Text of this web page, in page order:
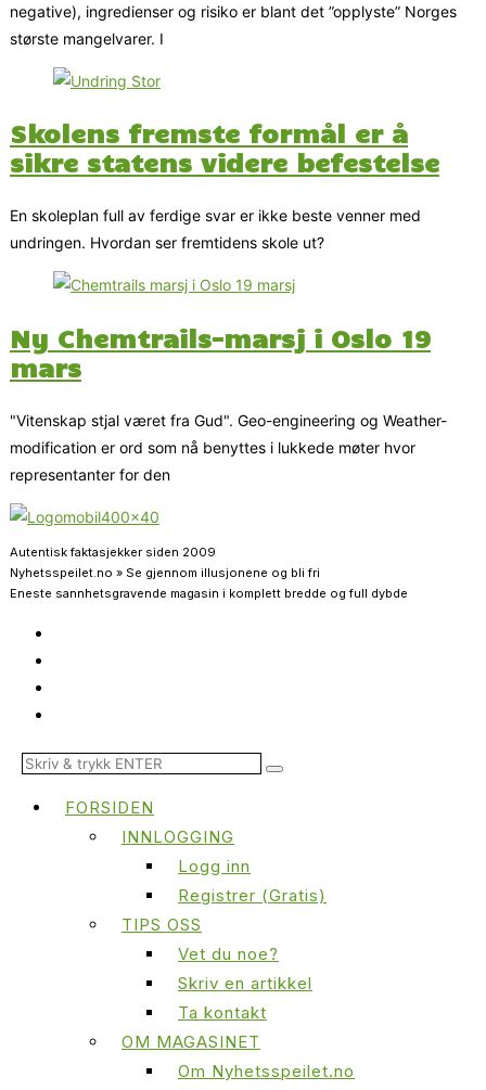
negative), ingredienser og risiko er blant det ”opplyste” Norges
største mangelvarer. I
Skolens fremste formål er å
sikre statens videre befestelse
En skoleplan full av ferdige svar er ikke beste venner med
undringen. Hvordan ser fremtidens skole ut?
Ny Chemtrails-marsj i Oslo 19
mars
"Vitenskap stjal været fra Gud". Geo-engineering og Weather-
modification er ord som nå benyttes i lukkede møter hvor
representanter for den
Autentisk faktasjekker siden 2009
Nyhetsspeilet.no » Se gjennom illusjonene og bli fri
Eneste sannhetsgravende magasin i komplett bredde og full dybde
FORSIDEN
INNLOGGING
Logg inn
Registrer (Gratis)
TIPS OSS
Vet du noe?
Skriv en artikkel
Ta kontakt
OM MAGASINET
Om Nyhetsspeilet.no